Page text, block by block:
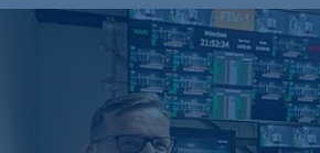
Benutzer-Sessions (z. B. bei
oder Formularen). Wird auch
Identifizierung verwendet.
Cookie Laufzeit:
Session
Vorgestellt: Martin Schröder, PACE